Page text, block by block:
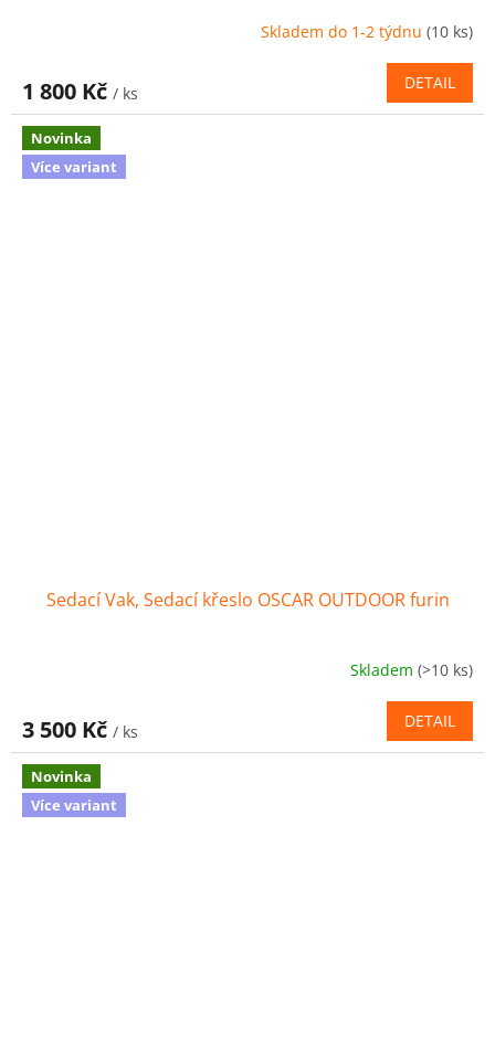
Skladem do 1-2 týdnu (10 ks)
1 800 Kč / ks
DETAIL
Novinka
Více variant
Sedací Vak, Sedací křeslo OSCAR OUTDOOR furin
Skladem (>10 ks)
3 500 Kč / ks
DETAIL
Novinka
Více variant